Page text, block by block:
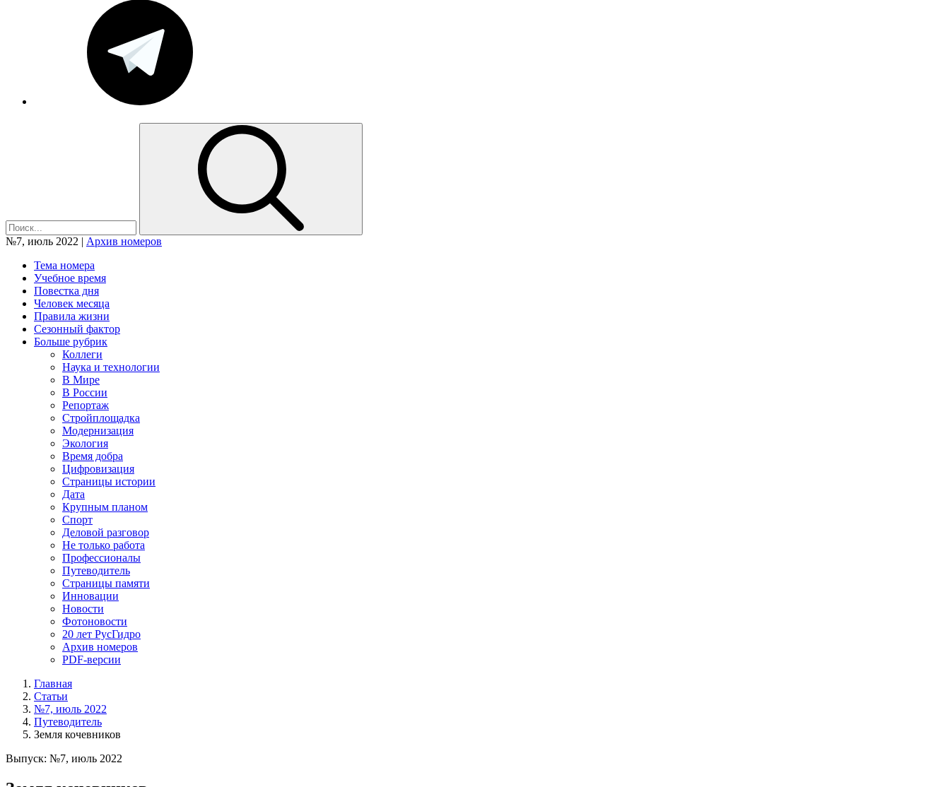
№7, июль 2022 | Архив номеров
Тема номера
Учебное время
Повестка дня
Человек месяца
Правила жизни
Сезонный фактор
Больше рубрик
Коллеги
Наука и технологии
В Мире
В России
Репортаж
Стройплощадка
Модернизация
Экология
Время добра
Цифровизация
Страницы истории
Дата
Крупным планом
Спорт
Деловой разговор
Не только работа
Профессионалы
Путеводитель
Страницы памяти
Инновации
Новости
Фотоновости
20 лет РусГидро
Архив номеров
PDF-версии
Главная
Статьи
№7, июль 2022
Путеводитель
Земля кочевников
Выпуск: №7, июль 2022